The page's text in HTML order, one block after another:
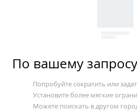
По вашему
Попробуйте сократить или
Установите более мягкие
Можете поискать в другом